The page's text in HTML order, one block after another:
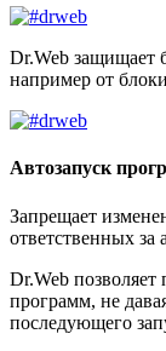
Dr.Web защищает
например от
Автозапуск
Запрещает
ответственных за
Dr.Web позволяет
программ, не
последующего